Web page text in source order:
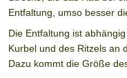
Entfaltung, umso besser
Die Entfaltung ist
Kurbel und des Ritzels an
Dazu kommt die Größe